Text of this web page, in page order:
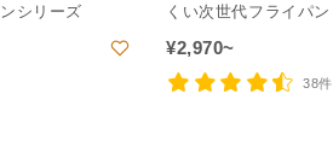
シリーズ
くい次世代フライパン
¥2,970~
38件